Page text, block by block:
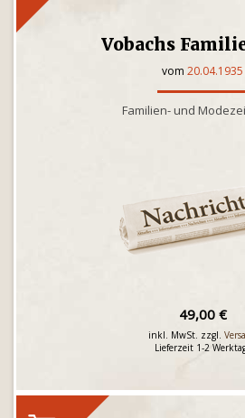
Vobachs
vom 20.04.1935
Familien- und
49,00 €
inkl. MwSt. zzgl.
Lieferzeit 1-2